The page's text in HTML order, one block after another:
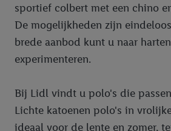
sportief colbert met een chino
De mogelijkheden zijn
brede aanbod kunt u naar
experimenteren.
Bij Lidl vindt u polo's die
Lichte katoenen polo's in
ideaal voor de lente en zomer,